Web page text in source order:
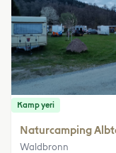
Kamp yeri
Naturcamping
Waldbronn